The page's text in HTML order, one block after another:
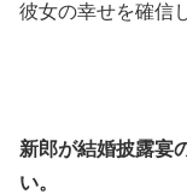
彼女の幸せを確信
新郎が結婚披露宴
い。